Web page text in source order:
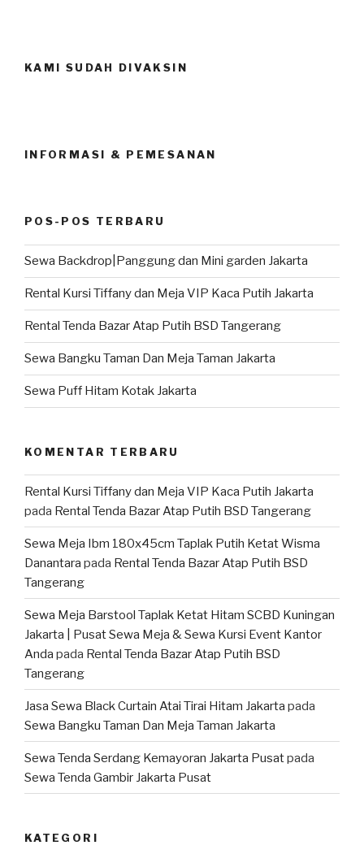
KAMI SUDAH DIVAKSIN
INFORMASI & PEMESANAN
POS-POS TERBARU
Sewa Backdrop|Panggung dan Mini garden Jakarta
Rental Kursi Tiffany dan Meja VIP Kaca Putih Jakarta
Rental Tenda Bazar Atap Putih BSD Tangerang
Sewa Bangku Taman Dan Meja Taman Jakarta
Sewa Puff Hitam Kotak Jakarta
KOMENTAR TERBARU
Rental Kursi Tiffany dan Meja VIP Kaca Putih Jakarta
pada Rental Tenda Bazar Atap Putih BSD Tangerang
Sewa Meja Ibm 180x45cm Taplak Putih Ketat Wisma
Danantara pada Rental Tenda Bazar Atap Putih BSD
Tangerang
Sewa Meja Barstool Taplak Ketat Hitam SCBD Kuningan
Jakarta | Pusat Sewa Meja & Sewa Kursi Event Kantor
Anda pada Rental Tenda Bazar Atap Putih BSD
Tangerang
Jasa Sewa Black Curtain Atai Tirai Hitam Jakarta pada
Sewa Bangku Taman Dan Meja Taman Jakarta
Sewa Tenda Serdang Kemayoran Jakarta Pusatpada
Sewa Tenda Gambir Jakarta Pusat
KATEGORI